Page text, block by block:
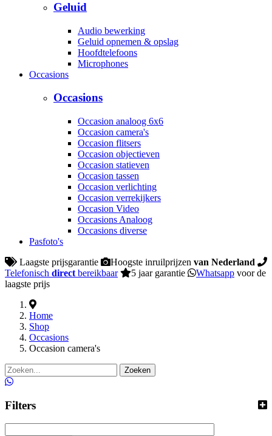
Geluid
Audio bewerking
Geluid opnemen & opslag
Hoofdtelefoons
Microphones
Occasions
Occasions
Occasion analoog 6x6
Occasion camera's
Occasion flitsers
Occasion objectieven
Occasion statieven
Occasion tassen
Occasion verlichting
Occasion verrekijkers
Occasion Video
Occasions Analoog
Occasions diverse
Pasfoto's
Laagste prijsgarantie
Hoogste inruilprijzen van Nederland
Telefonisch direct bereikbaar 5 jaar garantie Whatsapp voor de
laagste prijs
Home
Shop
Occasions
Occasion camera's
Zoeken
Filters